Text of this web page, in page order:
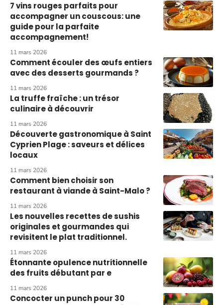
7 vins rouges parfaits pour
accompagner un couscous: une
guide pour la parfaite
accompagnement!
11 mars 2026
Comment écouler des œufs entiers
avec des desserts gourmands ?
11 mars 2026
La truffe fraîche : un trésor
culinaire à découvrir
11 mars 2026
Découverte gastronomique à Saint
Cyprien Plage : saveurs et délices
locaux
11 mars 2026
Comment bien choisir son
restaurant à viande à Saint-Malo ?
11 mars 2026
Les nouvelles recettes de sushis
originales et gourmandes qui
revisitent le plat traditionnel.
11 mars 2026
Étonnante opulence nutritionnelle
des fruits débutant par e
11 mars 2026
Concocter un punch pour 30